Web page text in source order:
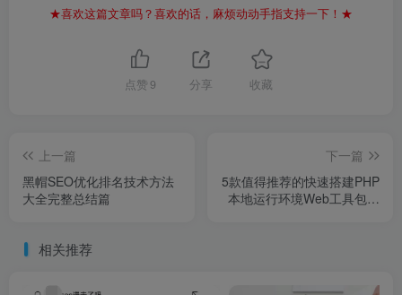
★喜欢这篇文章吗？喜欢的话，麻烦动动手指支持一下！★
点赞 9 分享 收藏
上一篇
黑帽SEO优化排名技术方法
大全完整总结篇
下一篇
5款值得推荐的快速搭建PHP
本地运行环境Web工具包为
相关推荐